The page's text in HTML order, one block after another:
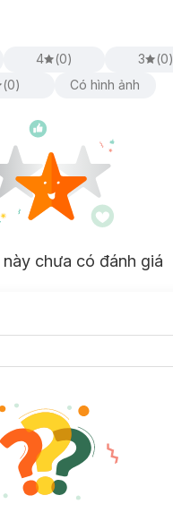
4 (0) 3 (0)
(0) Có hình ảnh
này chưa có đánh giá